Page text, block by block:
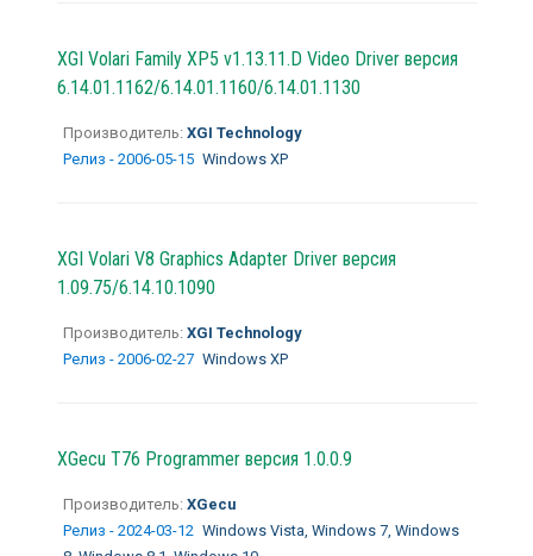
XGI Volari Family XP5 v1.13.11.D Video Driver версия
6.14.01.1162/6.14.01.1160/6.14.01.1130
Производитель: XGI Technology
Релиз - 2006-05-15 Windows XP
XGI Volari V8 Graphics Adapter Driver версия
1.09.75/6.14.10.1090
Производитель: XGI Technology
Релиз - 2006-02-27 Windows XP
XGecu T76 Programmer версия 1.0.0.9
Производитель: XGecu
Релиз - 2024-03-12 Windows Vista, Windows 7, Windows